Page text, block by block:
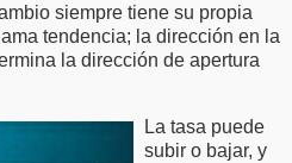
siempre tiene su propia
tendencia; la dirección en la
la dirección de apertura
La tasa puede
subir o bajar, y